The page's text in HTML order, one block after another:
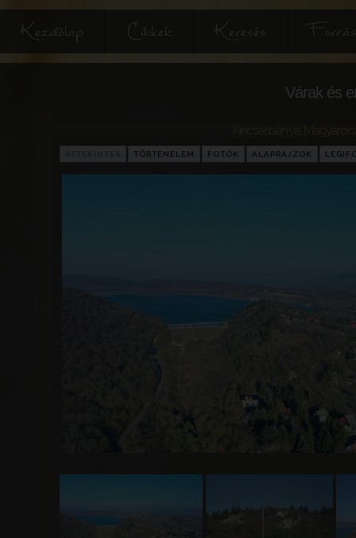
Kezdőlap Cikkek Keresés
Várak és
TÖRTÉNELEM FOTÓK ALAPRAJZOK